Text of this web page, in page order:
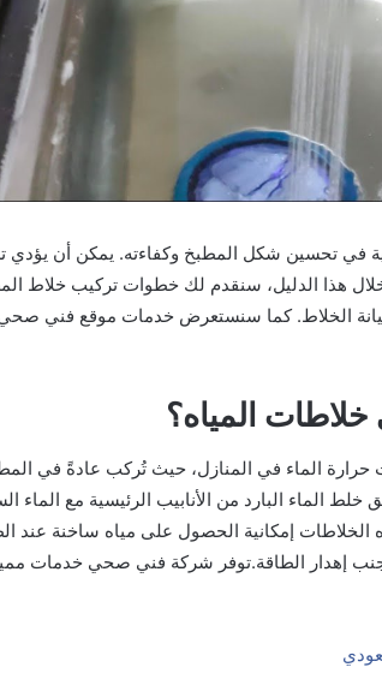
في تحسين شكل المطبخ وكفاءته. يمكن أن يؤدي
هذا الدليل، سنقدم لك خطوات تركيب خلاط
الخلاط. كما سنستعرض خدمات موقع فني
المياه؟
الماء في المنازل، حيث تُركب عادةً في
الماء البارد من الأنابيب الرئيسية مع
الخلاطات إمكانية الحصول على مياه ساخنة عند
إهدار الطاقة.توفر شركة فني صحي خدمات